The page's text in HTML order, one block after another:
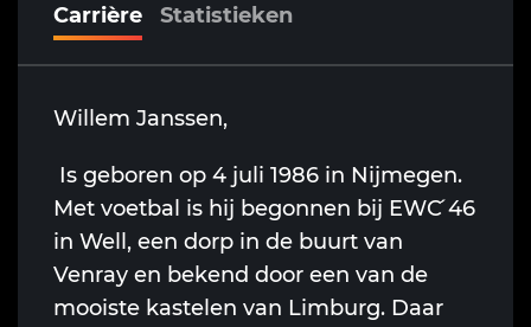
Carrière Statistieken
Willem Janssen,
Is geboren op 4 juli 1986 in Nijmegen.
Met voetbal is hij begonnen bij EWC ́46
in Well, een dorp in de buurt van
Venray en bekend door een van de
mooiste kastelen van Limburg. Daar